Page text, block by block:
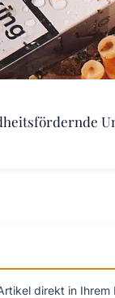
direkt in